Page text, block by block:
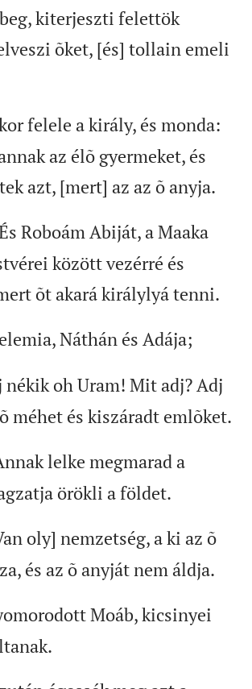
kiterjeszti felettök
õket, [és] tollain emeli
felele a király, és monda:
az élõ gyermeket, és
azt, [mert] az az õ anyja.
Roboám Abiját, a Maaka
között vezérré és
õt akará királylyá tenni.
Náthán és Adája;
nékik oh Uram! Mit adj? Adj
méhet és kiszáradt emlõket.
lelke megmarad a
örökli a földet.
oly] nemzetség, a ki az õ
és az õ anyját nem áldja.
Moáb, kicsinyei